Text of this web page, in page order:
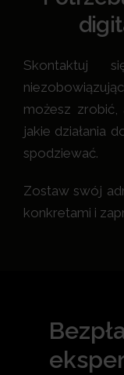
Skontaktuj
możesz zrobić,
jakie działania
spodziewać.
Zostaw swój
konkretami i